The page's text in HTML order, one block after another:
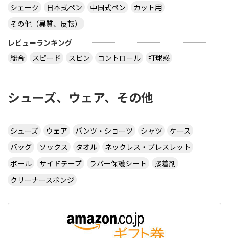
virtual table tennisというアプリについてです。
サーブから回転(カーブなど)をかけるのってどうや
出来ますが、サーブからはできません 。 もしかし
カテ違いですが・・ 攻略サイトには スピンは相手
のコートに球があるときに自分のラケット付近をダ
ブルタップ！する と書いてありますのでやっぱり
ダブルタップではないでしょうか・・・
サイトを見る
CUSTOM TABLE TENNIS というサイトでラバーを
http://www.customtabletennis.co.uk/ですが この
サイトは日本からでも購入できますか？ また個人
情報は英語で入力する必要があるのでしょうか？
シェーク
日本式ペン 中国式ペン
カット用
その他（異質、反転）
レビューランキング
総合
スピード スピン コントロール 打球感
シューズ、ウェア、その他
シューズ ウェア パンツ・ショーツ シャツ
ケース
バッグ
ソックス タオル
ネックレス・ブレスレット
ボール
サイドテープ ラバー保護シート
接着剤
クリーナースポンジ